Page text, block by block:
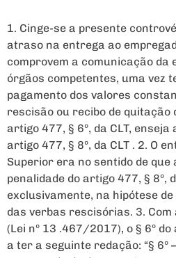
1. Cinge-se a presente
atraso na entrega ao
comprovem a comunicação
órgãos competentes, uma vez
pagamento dos valores
rescisão ou recibo de quitação
artigo 477, § 6º, da CLT,
artigo 477, § 8º, da CLT . 2. O
Superior era no sentido de que
penalidade do artigo 477, § 8º,
exclusivamente, na hipótese
das verbas rescisórias. 3.
(Lei nº 13 .467/2017), o § 6º
a ter a seguinte redação: “§ 6º